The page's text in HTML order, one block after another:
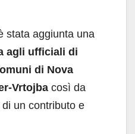
stata aggiunta una
agli ufficiali di
di Nova
Vrtojba così da
un contributo e